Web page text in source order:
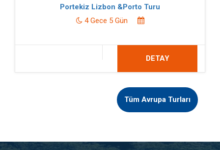
Portekiz Lizbon &Porto Turu
4 Gece 5 Gün
DETAY
Tüm Avrupa Turları